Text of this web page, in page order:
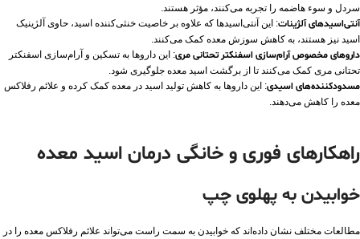
سردل و سوء هاضمه را تجربه می‌کنند، مؤثر هستند.
آنتی‌اسیدهای آلژینات: این آنتی‌اسیدها که علاوه بر خاصیت خنثی‌کننده اسید، حاوی آلژینیک
اسید نیز هستند، به کاهش سوزش معده کمک می‌کنند.
داروهای مخصوص آرام‌سازی اسفنکتر تحتانی مری: این داروها به تسکین و آرام‌سازی اسفنکتر
تحتانی مری کمک می‌کنند تا از برگشت اسید معده جلوگیری شود.
مسدودکننده‌های اسیدی: این داروها به کاهش تولید اسید در معده کمک کرده و علائم رفلاکس
معده را کاهش می‌دهند.
راهکارهای فوری و خانگی درمان اسید معده
خوابیدن به پهلوی چپ
مطالعات مختلف نشان داده‌اند که خوابیدن به سمت راست می‌تواند علائم رفلاکس معده را در